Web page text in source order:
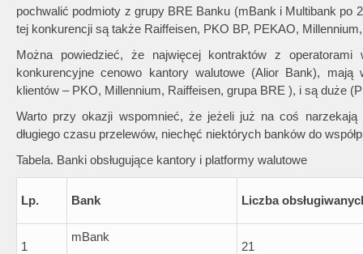
pochwalić podmioty z grupy BRE Banku (mBank i Multibank po
tej konkurencji są także Raiffeisen, PKO BP, PEKAO,
Można powiedzieć, że najwięcej kontraktów z
konkurencyjne cenowo kantory walutowe (Alior Bank),
klientów – PKO, Millennium, Raiffeisen, grupa BRE ), i są duże
Warto przy okazji wspomnieć, że jeżeli już na coś
długiego czasu przelewów, niechęć niektórych banków do
Tabela. Banki obsługujące kantory i platformy walutowe
Lp. Bank Liczba
1
mBank
21